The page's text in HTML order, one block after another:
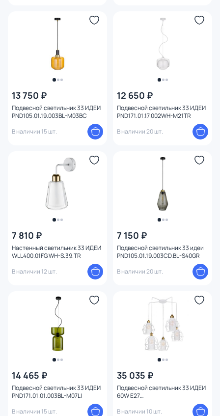
13 750 ₽
Подвесной светильник 33 ИДЕИ
PND105.01.19.003BL-M03BC
В наличии 15 шт.
12 650 ₽
Подвесной светильник 33 ИДЕИ
PND171.01.17.002WH-M21TR
В наличии 20 шт.
7 810 ₽
Настенный светильник 33 ИДЕИ
WLL400.01FG.WH-S.39.TR
В наличии 12 шт.
7 150 ₽
Подвесной светильник 33 идеи
PND105.01.19.003CD.BL-S40GR
В наличии 20 шт.
14 465 ₽
Подвесной светильник 33 ИДЕИ
PND171.01.01.003BL-M07LI
В наличии 15 шт.
35 035 ₽
Подвесной светильник 33 ИДЕИ
60W E27
PND16M.05.01.001.WH.PA-M35WH
В наличии 10 шт.